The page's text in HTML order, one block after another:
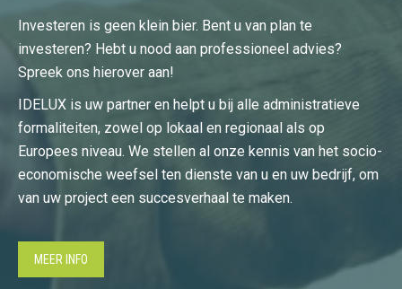
Investeren is geen klein bier. Bent u van plan te
investeren? Hebt u nood aan professioneel advies?
Spreek ons hierover aan!
IDELUX is uw partner en helpt u bij alle administratieve
formaliteiten, zowel op lokaal en regionaal als op
Europees niveau. We stellen al onze kennis van het socio-
economische weefsel ten dienste van u en uw bedrijf, om
van uw project een succesverhaal te maken.
MEER INFO